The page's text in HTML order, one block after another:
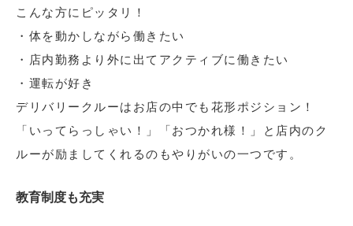
こんな方にピッタリ！
・体を動かしながら働きたい
・店内勤務より外に出てアクティブに働きたい
・運転が好き
デリバリークルーはお店の中でも花形ポジション！
「いってらっしゃい！」「おつかれ様！」と店内のク
ルーが励ましてくれるのもやりがいの一つです。
教育制度も充実